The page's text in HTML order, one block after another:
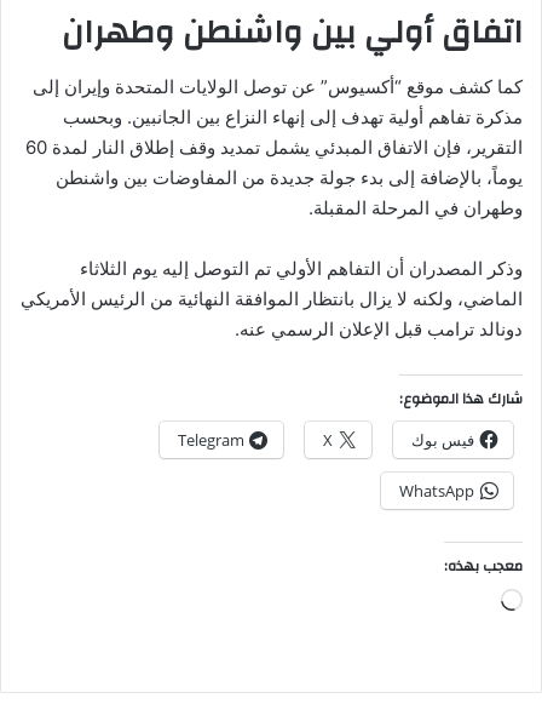
اتفاق أولي بين واشنطن وطهران
كما كشف موقع “أكسيوس” عن توصل الولايات المتحدة وإيران إلى
مذكرة تفاهم أولية تهدف إلى إنهاء النزاع بين الجانبين. وبحسب
التقرير، فإن الاتفاق المبدئي يشمل تمديد وقف إطلاق النار لمدة 60
يوماً، بالإضافة إلى بدء جولة جديدة من المفاوضات بين واشنطن
وطهران في المرحلة المقبلة.
وذكر المصدران أن التفاهم الأولي تم التوصل إليه يوم الثلاثاء
الماضي، ولكنه لا يزال بانتظار الموافقة النهائية من الرئيس الأمريكي
دونالد ترامب قبل الإعلان الرسمي عنه.
شارك هذا الموضوع:
فيس بوك X
Telegram
WhatsApp
معجب بهذه:
جاري